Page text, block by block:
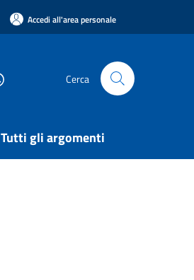
Accedi all'area personale
Cerca
Tutti gli argomenti